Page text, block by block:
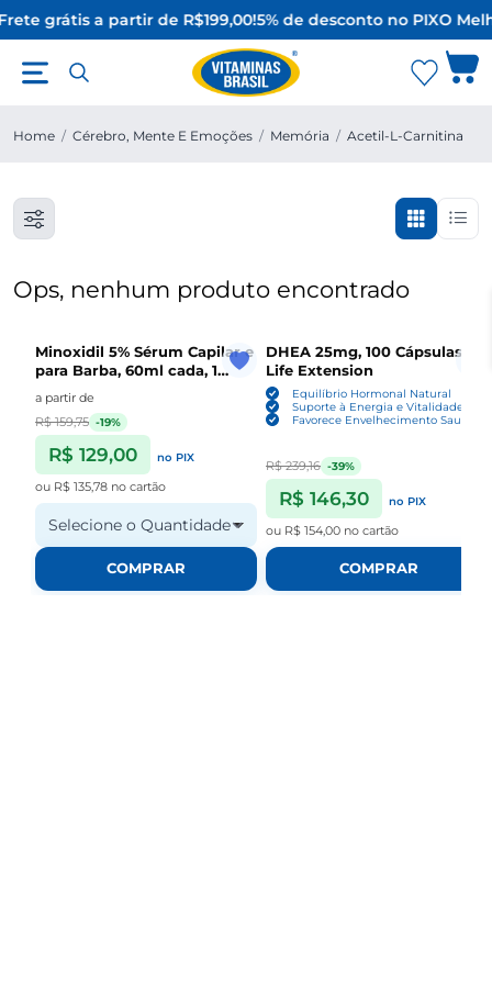
grátis a partir de R$199,00!5% de desconto no PIXO
Home / Cérebro, Mente E Emoções / Memória / Acetil-L-Carnitina
Ops, nenhum produto encontrado
Minoxidil 5% Sérum Capilar e
para Barba, 60ml cada, 1
Sefralls
a partir de
R$ 159,75 -19%
R$ 129,00 no PIX
ou R$ 135,78 no cartão
Selecione o Quantidade
COMPRAR
DHEA 25mg, 100 Cápsulas ,
Life Extension
Equilíbrio Hormonal Natural
Suporte à Energia e Vitalidade
Favorece Envelhecimento Saudável
R$ 239,16 -39%
R$ 146,30 no PIX
ou R$ 154,00 no cartão
COMPRAR